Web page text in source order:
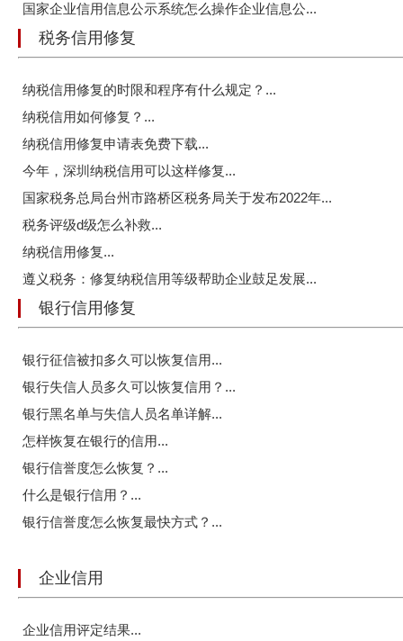
国家企业信用信息公示系统怎么操作企业信息公...
税务信用修复
纳税信用修复的时限和程序有什么规定？...
纳税信用如何修复？...
纳税信用修复申请表免费下载...
今年，深圳纳税信用可以这样修复...
国家税务总局台州市路桥区税务局关于发布2022年...
税务评级d级怎么补救...
纳税信用修复...
遵义税务：修复纳税信用等级帮助企业鼓足发展...
银行信用修复
银行征信被扣多久可以恢复信用...
银行失信人员多久可以恢复信用？...
银行黑名单与失信人员名单详解...
怎样恢复在银行的信用...
银行信誉度怎么恢复？...
什么是银行信用？...
银行信誉度怎么恢复最快方式？...
企业信用
企业信用评定结果...